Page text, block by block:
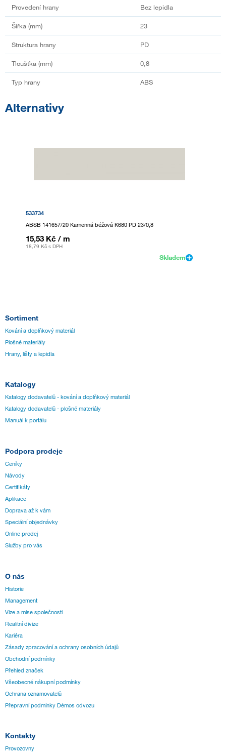
Provedení hrany Bez lepidla
Šířka (mm) 23
Struktura hrany PD
Tloušťka (mm) 0,8
Typ hrany ABS
Alternativy
533734
ABSB 141657/20 Kamenná béžová K680 PD 23/0,8
15,53 Kč / m
18,79 Kč s DPH
Skladem
Sortiment
Kování a doplňkový materiál
Plošné materiály
Hrany, lišty a lepidla
Katalogy
Katalogy dodavatelů - kování a doplňkový materiál
Katalogy dodavatelů - plošné materiály
Manuál k portálu
Podpora prodeje
Ceníky
Návody
Certifikáty
Aplikace
Doprava až k vám
Speciální objednávky
Online prodej
Služby pro vás
O nás
Historie
Management
Vize a mise společnosti
Realitní divize
Kariéra
Zásady zpracování a ochrany osobních údajů
Obchodní podmínky
Přehled značek
Všeobecné nákupní podmínky
Ochrana oznamovatelů
Přepravní podmínky Démos odvozu
Kontakty
Provozovny